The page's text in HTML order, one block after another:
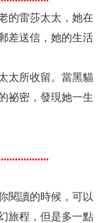
的雷莎太太，她在
差送信，她的生活
太所收留。當黑貓
祕密，發現她一生
閱讀的時候，可以
旅程，但是多一點